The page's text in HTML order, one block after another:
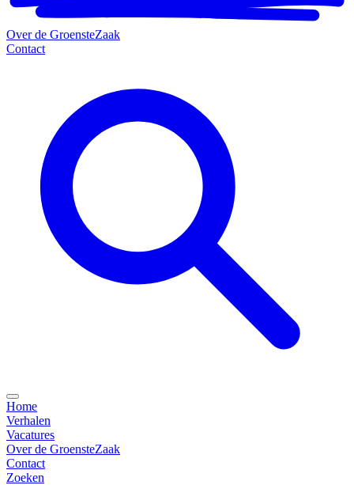
Over de GroensteZaak
Contact
Home
Verhalen
Vacatures
Over de GroensteZaak
Contact
Zoeken